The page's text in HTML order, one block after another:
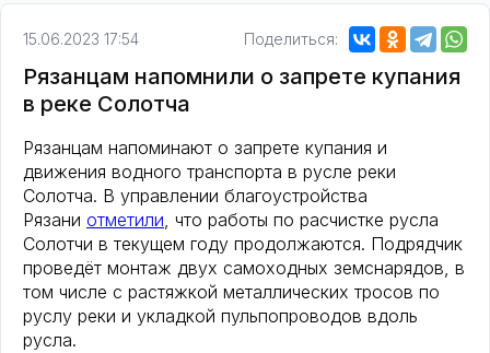
15.06.2023 17:54 Поделиться:
Рязанцам напомнили о запрете купания
в реке Солотча
Рязанцам напоминают о запрете купания и
движения водного транспорта в русле реки
Солотча. В управлении благоустройства
Рязани отметили, что работы по расчистке русла
Солотчи в текущем году продолжаются. Подрядчик
проведёт монтаж двух самоходных земснарядов, в
том числе с растяжкой металлических тросов по
руслу реки и укладкой пульпопроводов вдоль
русла.